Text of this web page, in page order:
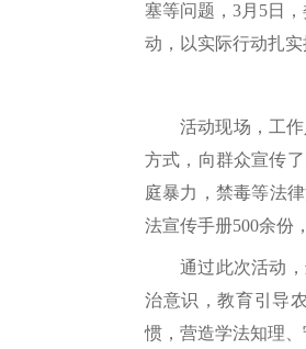
塞等问题，3月5日
动，以实际行动扎实
活动现场，工
方式，向群众宣传
庭暴力，禁毒等法
法宣传手册500余份
通过此次活动
治意识，教育引导
惯，营造学法知理